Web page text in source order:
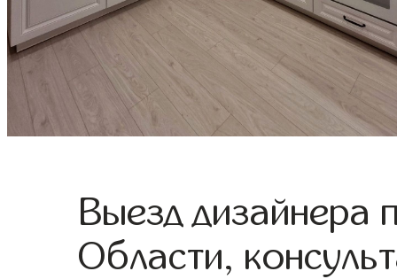
Выезд дизайнера
Области,